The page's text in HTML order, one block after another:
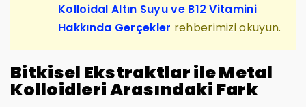
Kolloidal Altın Suyu ve B12 Vitamini
Hakkında Gerçekler rehberimizi okuyun.
Bitkisel Ekstraktlar ile Metal
Kolloidleri Arasındaki Fark